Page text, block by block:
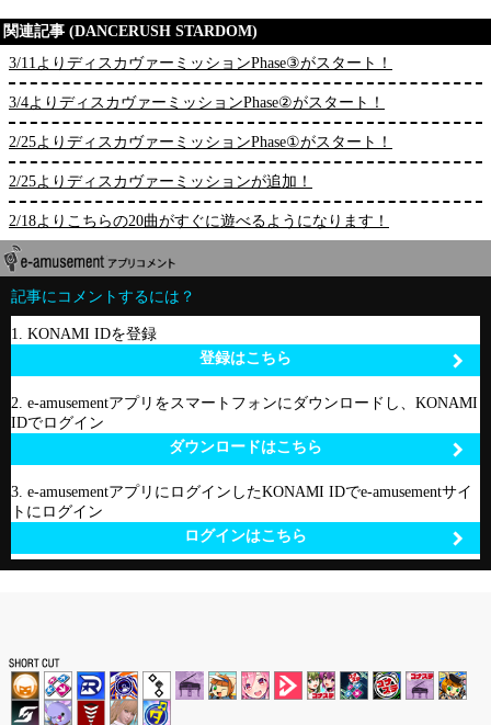
関連記事 (DANCERUSH STARDOM)
3/11よりディスカヴァーミッションPhase③がスタート！
3/4よりディスカヴァーミッションPhase②がスタート！
2/25よりディスカヴァーミッションPhase①がスタート！
2/25よりディスカヴァーミッションが追加！
2/18よりこちらの20曲がすぐに遊べるようになります！
記事にコメントするには？
1. KONAMI IDを登録
登録はこちら
2. e-amusementアプリをスマートフォンにダウンロードし、KONAMI
IDでログイン
ダウンロードはこちら
3. e-amusementアプリにログインしたKONAMI IDでe-amusementサイ
トにログイン
ログインはこちら